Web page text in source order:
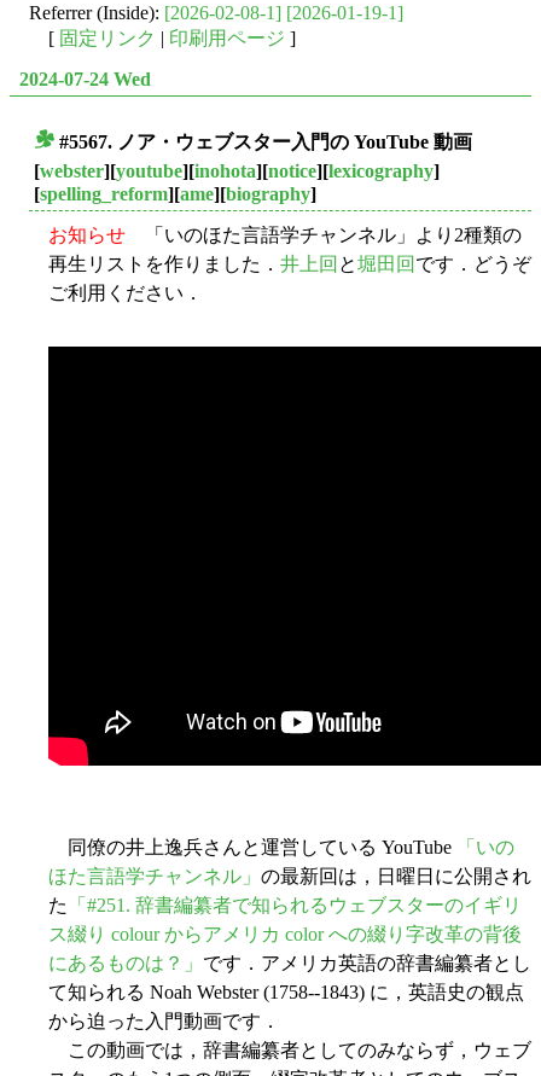
Referrer (Inside): [2026-02-08-1] [2026-01-19-1]
[ 固定リンク | 印刷用ページ ]
2024-07-24 Wed
#5567. ノア・ウェブスター入門の YouTube 動画
[webster][youtube][inohota][notice][lexicography]
[spelling_reform][ame][biography]
お知らせ 「いのほた言語学チャンネル」より2種類の
再生リストを作りました． 井上回 と堀田回 です．どうぞ
ご利用ください．
同僚の井上逸兵さんと運営している YouTube
「いの
ほた言語学チャンネル」 の最新回は，日曜日に公開され
た
「#251. 辞書編纂者で知られるウェブスターのイギリ
ス綴り colour からアメリカ color への綴り字改革の背後
にあるものは？」 です．アメリカ英語の辞書編纂者とし
て知られる Noah Webster (1758--1843) に，英語史の観点
から迫った入門動画です．
この動画では，辞書編纂者としてのみならず，ウェブ